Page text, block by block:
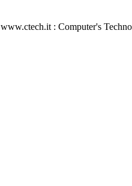
www.ctech.it : Computer's